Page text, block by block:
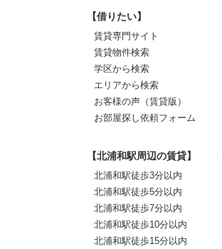
【借りたい】
賃貸専門サイト
賃貸物件検索
学区から検索
エリアから検索
お客様の声（賃貸版）
お部屋探し依頼フォーム
【北浦和駅周辺の賃貸】
北浦和駅徒歩3分以内
北浦和駅徒歩5分以内
北浦和駅徒歩7分以内
北浦和駅徒歩10分以内
北浦和駅徒歩15分以内